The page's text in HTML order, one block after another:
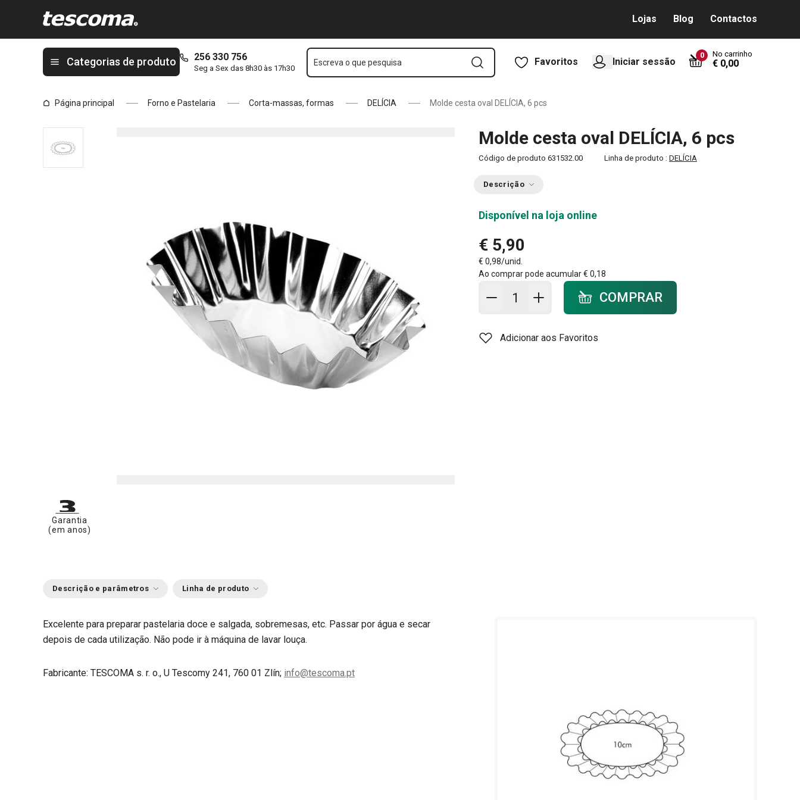
Lojas Blog Contactos
Categorias de produto 256 330 756
Seg a Sex das 8h30 às 17h30
Escreva o que pesquisa Favoritos Iniciar sessão
0 No carrinho
€ 0,00
Página principal Forno e Pastelaria Corta-massas, formas DELÍCIA Molde cesta oval DELÍCIA, 6 pcs
Molde cesta oval DELÍCIA, 6 pcs
Código de produto 631532.00 Linha de produto : DELÍCIA
Descrição
Disponível na loja online
€ 5,90
€ 0,98/unid.
Ao comprar pode acumular€ 0,18
Adicionar ao carrinho - quantidade
COMPRAR
Adicionar aos Favoritos
Garantia
(em anos)
Descrição e parâmetros Linha de produto
Excelente para preparar pastelaria doce e salgada, sobremesas, etc. Passar por água e secar
depois de cada utilização. Não pode ir à máquina de lavar louça.
Fabricante: TESCOMA s. r. o., U Tescomy 241, 760 01 Zlín; info@tescoma.pt